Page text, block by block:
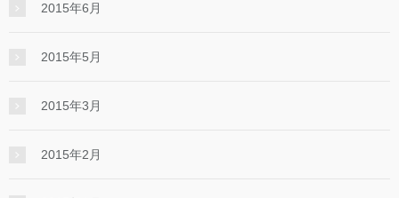
2015年6月
2015年5月
2015年3月
2015年2月